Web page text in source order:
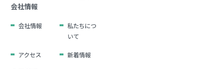
会社情報
会社情報
私たちにつ
いて
アクセス 新着情報